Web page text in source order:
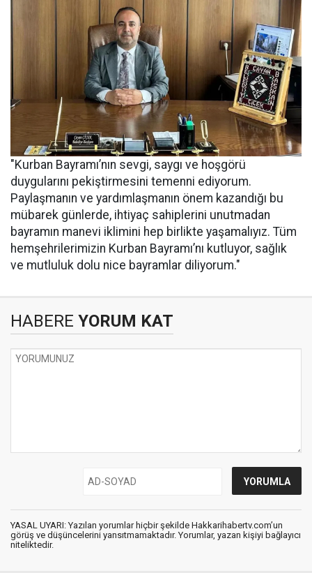
"Kurban Bayramı’nın sevgi, saygı ve hoşgörü
duygularını pekiştirmesini temenni ediyorum.
Paylaşmanın ve yardımlaşmanın önem kazandığı bu
mübarek günlerde, ihtiyaç sahiplerini unutmadan
bayramın manevi iklimini hep birlikte yaşamalıyız. Tüm
hemşehrilerimizin Kurban Bayramı’nı kutluyor, sağlık
ve mutluluk dolu nice bayramlar diliyorum."
HABERE YORUM KAT
YASAL UYARI: Yazılan yorumlar hiçbir şekilde Hakkarihabertv.com’un
görüş ve düşüncelerini yansıtmamaktadır. Yorumlar, yazan kişiyi bağlayıcı
niteliktedir.